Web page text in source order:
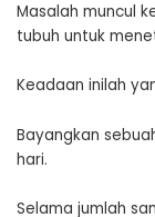
Masalah muncul
tubuh untuk
Keadaan inilah
Bayangkan
hari.
Selama jumlah